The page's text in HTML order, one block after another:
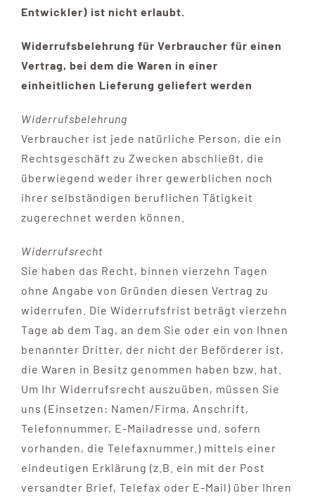
Entwickler) ist nicht erlaubt.
Widerrufsbelehrung für Verbraucher für einen
Vertrag, bei dem die Waren in einer
einheitlichen Lieferung geliefert werden
Widerrufsbelehrung
Verbraucher ist jede natürliche Person, die ein
Rechtsgeschäft zu Zwecken abschließt, die
überwiegend weder ihrer gewerblichen noch
ihrer selbständigen beruflichen Tätigkeit
zugerechnet werden können.
Widerrufsrecht
Sie haben das Recht, binnen vierzehn Tagen
ohne Angabe von Gründen diesen Vertrag zu
widerrufen. Die Widerrufsfrist beträgt vierzehn
Tage ab dem Tag, an dem Sie oder ein von Ihnen
benannter Dritter, der nicht der Beförderer ist,
die Waren in Besitz genommen haben bzw. hat.
Um Ihr Widerrufsrecht auszuüben, müssen Sie
uns (Einsetzen: Namen/Firma, Anschrift,
Telefonnummer, E-Mailadresse und, sofern
vorhanden, die Telefaxnummer.) mittels einer
eindeutigen Erklärung (z.B. ein mit der Post
versandter Brief, Telefax oder E-Mail) über Ihren